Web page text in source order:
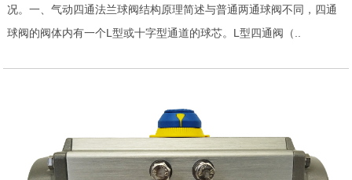
况。一、气动四通法兰球阀结构原理简述与普通两通球阀不同，四通
球阀的阀体内有一个L型或十字型通道的球芯。L型四通阀（..